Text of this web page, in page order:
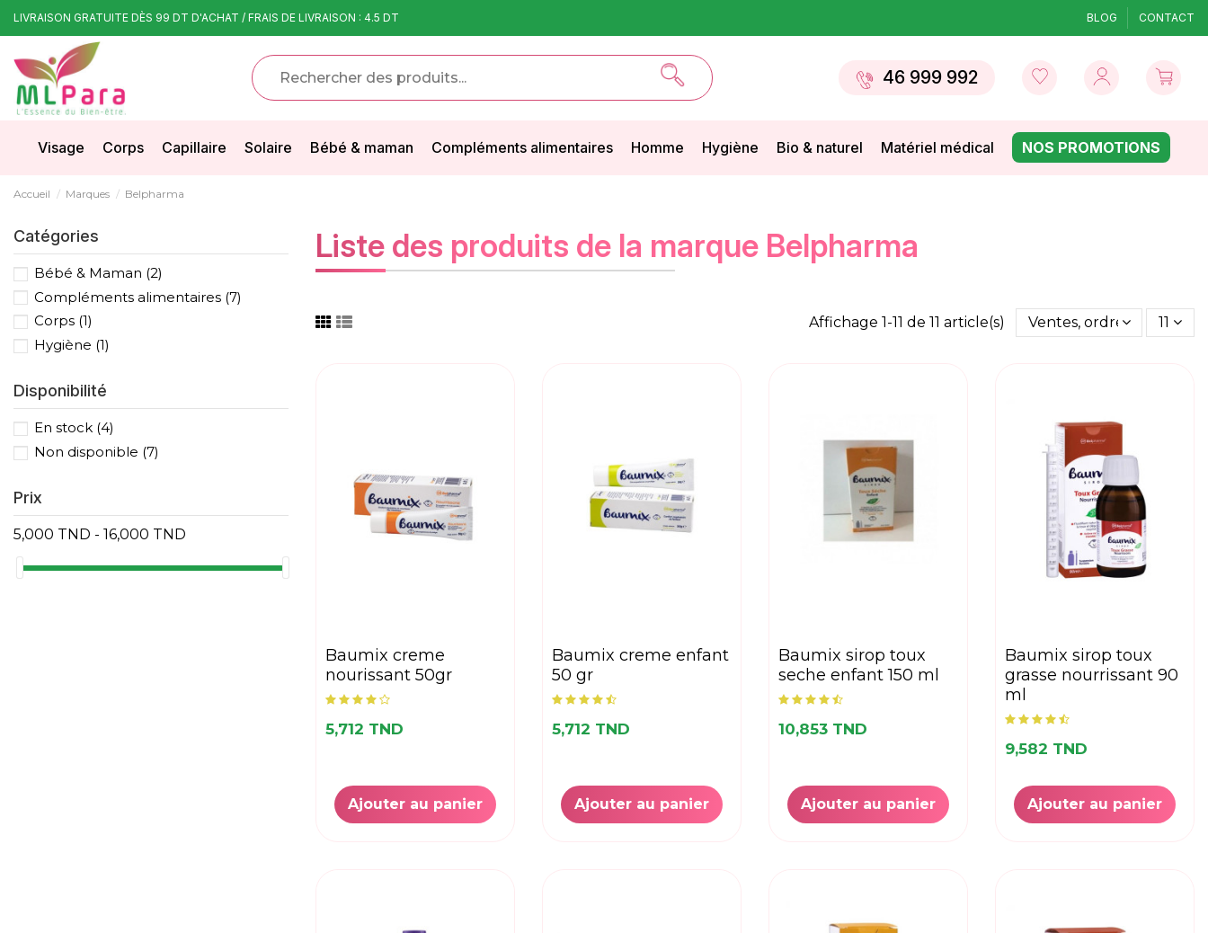
LIVRAISON GRATUITE DÈS 99 DT D'ACHAT / FRAIS DE LIVRAISON : 4.5 DT BLOG CONTACT
46 999 992
Visage Corps Capillaire Solaire Bébé & maman Compléments alimentaires Homme Hygiène Bio & naturel Matériel médical NOS PROMOTIONS
Accueil Marques Belpharma
Liste des produits de la marque Belpharma
Affichage 1-11 de 11 article(s) Ventes, ordre 11
baumix creme
nourissant 50gr
5,712 TND
Ajouter au panier
baumix creme enfant
50 gr
5,712 TND
Ajouter au panier
baumix sirop toux
seche enfant 150 ml
10,853 TND
Ajouter au panier
baumix sirop toux
grasse nourrissant 90
ml
9,582 TND
Ajouter au panier
Catégories
Bébé & Maman (2)
Compléments alimentaires (7)
Corps (1)
Hygiène (1)
Disponibilité
En stock (4)
Non disponible (7)
Prix
5,000 TND - 16,000 TND